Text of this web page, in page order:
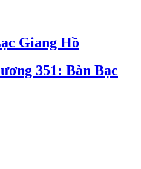
Giang Hồ
351: Bàn Bạc